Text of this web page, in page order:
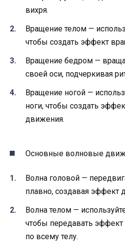
вихря.
Вращение телом —
чтобы создать эффект
Вращение бедром —
своей оси, подчеркивая
Вращение ногой —
ноги, чтобы создать
движения.
Основные волновые
Волна головой —
плавно, создавая
Волна телом —
чтобы передавать
по всему телу.